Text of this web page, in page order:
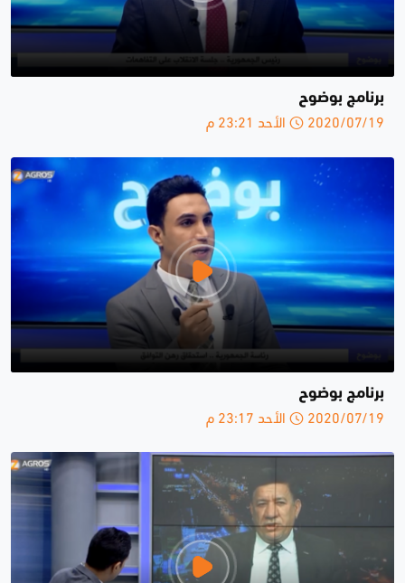
برنامج بوضوح
2020/07/19 الأحد 23:21 م
برنامج بوضوح
2020/07/19 الأحد 23:17 م